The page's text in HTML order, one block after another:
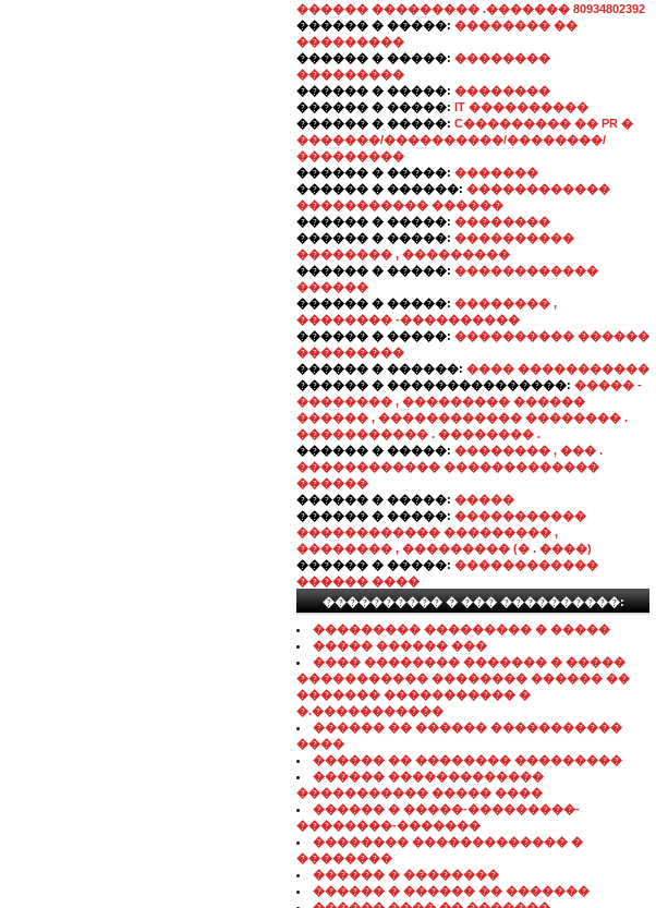
������ ��������� .������� 80934802392
������ � �����: �������� ��
���������
������ � �����: ��������
���������
������ � �����: ��������
������ � �����: IT ����������
������ � �����: C��������� �� PR �
�������/����������/��������/
���������
������ � �����: �������
������ � ������: ������������
����������� ������
������ � �����: ��������
������ � �����: ����������
�������� , ���������
������ � �����: ������������
������
������ � �����: �������� ,
�������� -����������
������ � �����: ���������� ������
���������
������ � ������: ���� �����������
������ � ���������������: ����� -
�������� , ��������� ������
������ , ������������ �������� .
����������� . �������� .
������ � �����: �������� , ��� .
������������ �������������
������
������ � �����: �����
������ � �����: �����������
������������ ��������� ,
�������� , ��������� (� . ����)
������ � �����: ������������
������ ����
���������� � ��� ����������:
��������� ��������� � �����
����� ������ ���
���� �������� ������� � �����
����������� �������� ������ ��
������� ����������� �
�.�����������
������ �� ������ �����������
����
������ �� �������� ���������
������ �������������
����������� ����� ����
������ � �����-���������-
��������-�������
�������� ������������� �
��������
������ � ��������
������ � ������ �� �������